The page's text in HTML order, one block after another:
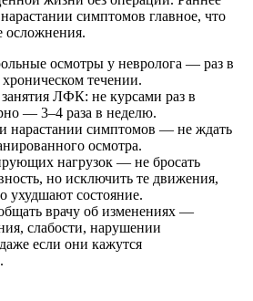
симптомов главное, что
осложнения.
осмотры у невролога — раз в
течении.
ЛФК: не курсами раз в
— 3–4 раза в неделю.
нарастании симптомов — не ждать
осмотра.
нагрузок — не бросать
но исключить те движения,
ухудшают состояние.
врачу об изменениях —
слабости, нарушении
если они кажутся